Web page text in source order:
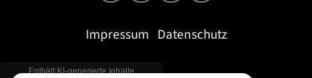
Impressum Datenschutz